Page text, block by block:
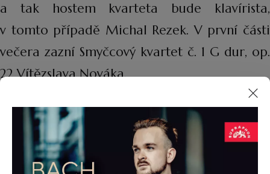
a tak hostem kvarteta bude klavírista,
v tomto případě Michal Rezek. V první části
večera zazní Smyčcový kvartet č. 1 G dur, op.
22 Vítězslava Nováka.
Pořad Johann Sebastian Bach a synové 15.
února pochopitelně ukáže skladatelské
mistrovství nejen hlavy rodiny Bachů, ale také